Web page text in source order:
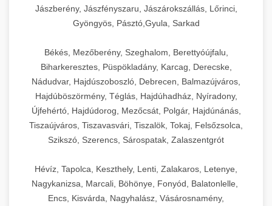
Jászberény, Jászfényszaru, Jászárokszállás, Lőrinci,
Gyöngyös, Pásztó,Gyula, Sarkad
Békés, Mezőberény, Szeghalom, Berettyóújfalu,
Biharkeresztes, Püspökladány, Karcag, Derecske,
Nádudvar, Hajdúszoboszló, Debrecen, Balmazújváros,
Hajdúböszörmény, Téglás, Hajdúhadház, Nyíradony,
Újfehértó, Hajdúdorog, Mezőcsát, Polgár, Hajdúnánás,
Tiszaújváros, Tiszavasvári, Tiszalök, Tokaj, Felsőzsolca,
Szikszó, Szerencs, Sárospatak, Zalaszentgrót
Hévíz, Tapolca, Keszthely, Lenti, Zalakaros, Letenye,
Nagykanizsa, Marcali, Böhönye, Fonyód, Balatonlelle,
Encs, Kisvárda, Nagyhalász, Vásárosnamény,